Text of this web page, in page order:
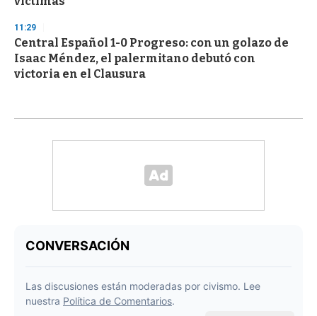
11:29
Central Español 1-0 Progreso: con un golazo de
Isaac Méndez, el palermitano debutó con
victoria en el Clausura